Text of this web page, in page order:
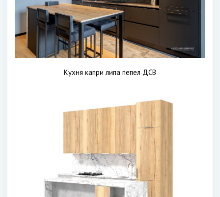
Кухня капри липа пепел ДСВ